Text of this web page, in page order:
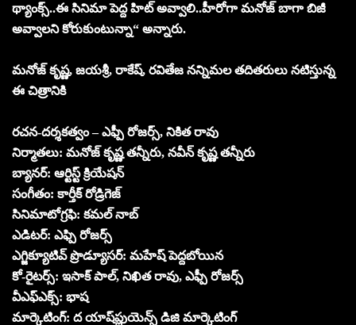
థ్యాంక్స్‌..ఈ సినిమా పెద్ద హిట్ అవ్వాలి..హీరోగా మ‌నోజ్ బాగా బిజీ
అవ్వాల‌ని కోరుకుంటున్నా“ అన్నారు.
మ‌నోజ్ కృష్ణ‌, జ‌య‌శ్రీ‌, రాకేష్, రవితేజ నన్నిమల త‌దిత‌రులు న‌టిస్తున్న
ఈ చిత్రానికి
ర‌చ‌న‌-ద‌ర్శ‌క‌త్వం – ఎఫ్పీ రోజ‌ర్స్‌, నికిత రావు
నిర్మాత‌లు: మ‌నోజ్ కృష్ణ త‌న్నీరు, న‌వీన్ కృష్ణ త‌న్నీరు
బ్యాన‌ర్‌: ఆర్టిస్ట్ క్రియేష‌న్‌
సంగీతం: కార్తీక్ రోడ్రిగెజ్
సినిమాటోగ్ర‌ఫి: క‌మ‌ల్ నాబ్‌
ఎడిట‌ర్‌: ఎఫ్పి రోజ‌ర్స్‌
ఎగ్జిక్యూటివ్ ప్రొడ్యూస‌ర్‌: మ‌హేష్ పెద్ద‌బోయిన‌
కో-రైట‌ర్స్‌: ఇసాక్ పాల్‌, నిఖిత రావు, ఎఫ్పీ రోజ‌ర్స్‌
వీఎఫ్ఎక్స్‌: భాష‌
మార్కెటింగ్‌: ద యాష్‌ప్లుయెన్స్ డిజి మార్కెటింగ్